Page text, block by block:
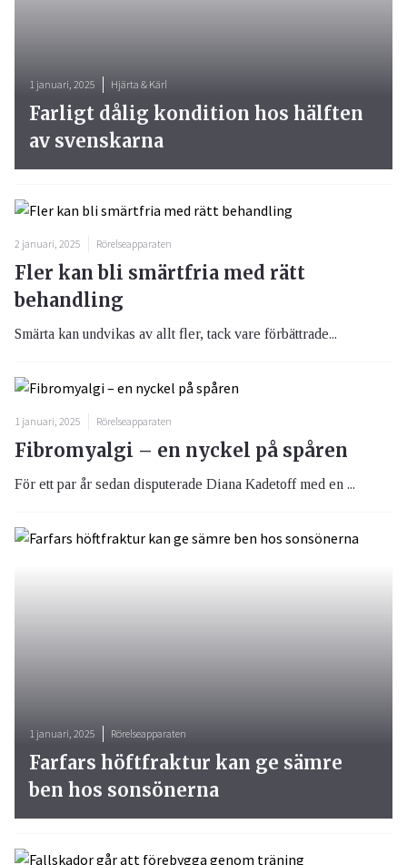
2 januari, 2025 Rörelseapparaten
Fler kan bli smärtfria med rätt
behandling
Smärta kan undvikas av allt fler, tack vare förbättrade...
1 januari, 2025 Rörelseapparaten
Fibromyalgi – en nyckel på spåren
För ett par år sedan disputerade Diana Kadetoff med en ...
1 januari, 2025 Hjärta & Kärl
Farligt dålig kondition hos hälften
av svenskarna
1 januari, 2025 Rörelseapparaten
Farfars höftfraktur kan ge sämre
ben hos sonsönerna